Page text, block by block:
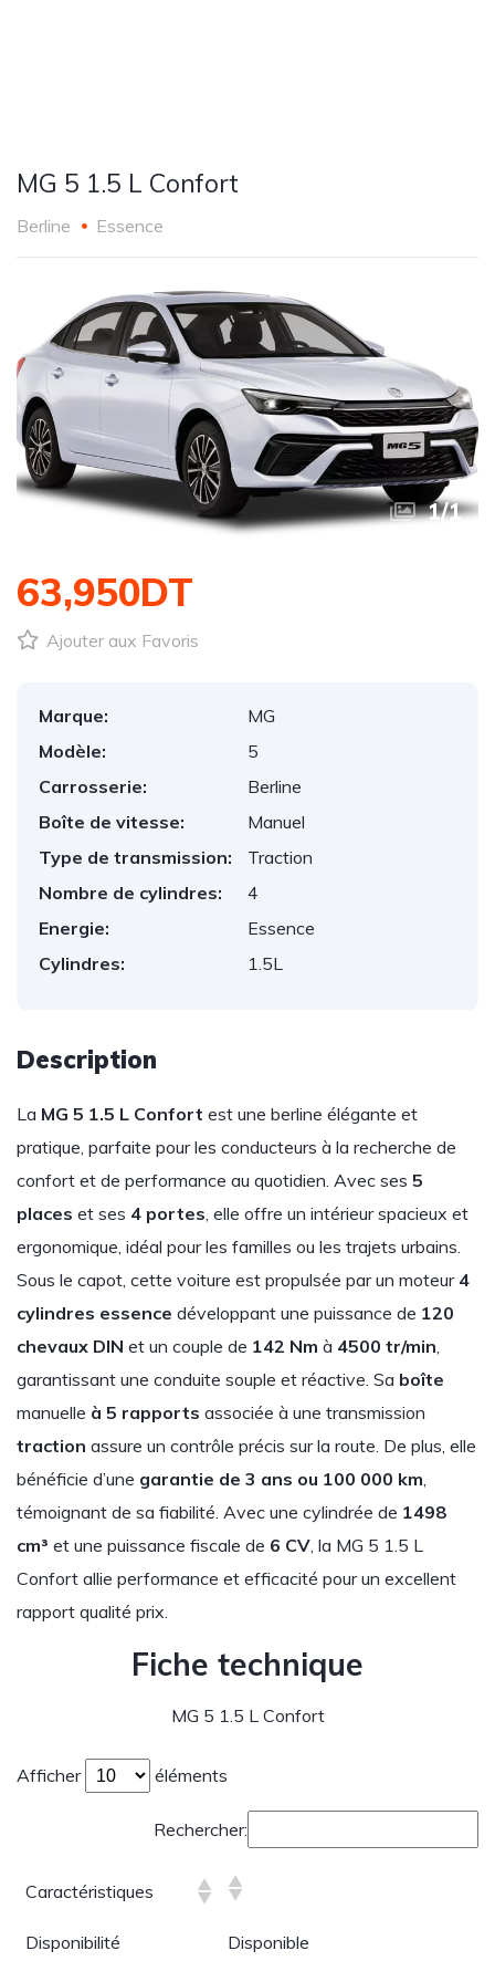
MG 5 1.5 L Confort
Berline Essence
1/1
63,950DT
Ajouter aux Favoris
Marque:
MG
Modèle:
5
Carrosserie:
Berline
Boîte de vitesse:
Manuel
Type de transmission:
Traction
Nombre de cylindres:
4
Energie:
Essence
Cylindres:
1.5L
Description
La MG 5 1.5 L Confort est une berline élégante et
pratique, parfaite pour les conducteurs à la recherche de
confort et de performance au quotidien. Avec ses 5
places et ses 4 portes, elle offre un intérieur spacieux et
ergonomique, idéal pour les familles ou les trajets urbains.
Sous le capot, cette voiture est propulsée par un moteur 4
cylindres essence développant une puissance de 120
chevaux DIN et un couple de 142 Nm à 4500 tr/min,
garantissant une conduite souple et réactive. Sa boîte
manuelle à 5 rapports associée à une transmission
traction assure un contrôle précis sur la route. De plus, elle
bénéficie d’une garantie de 3 ans ou 100 000 km,
témoignant de sa fiabilité. Avec une cylindrée de 1498
cm³ et une puissance fiscale de 6 CV, la MG 5 1.5 L
Confort allie performance et efficacité pour un excellent
rapport qualité prix.
Fiche technique
MG 5 1.5 L Confort
Afficher éléments
Rechercher:
Caractéristiques
Disponibilité Disponible